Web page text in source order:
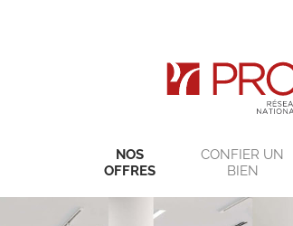
NOS
OFFRES
CONFIER UN
BIEN